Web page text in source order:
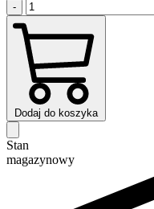
-
Dodaj do koszyka
Stan
magazynowy